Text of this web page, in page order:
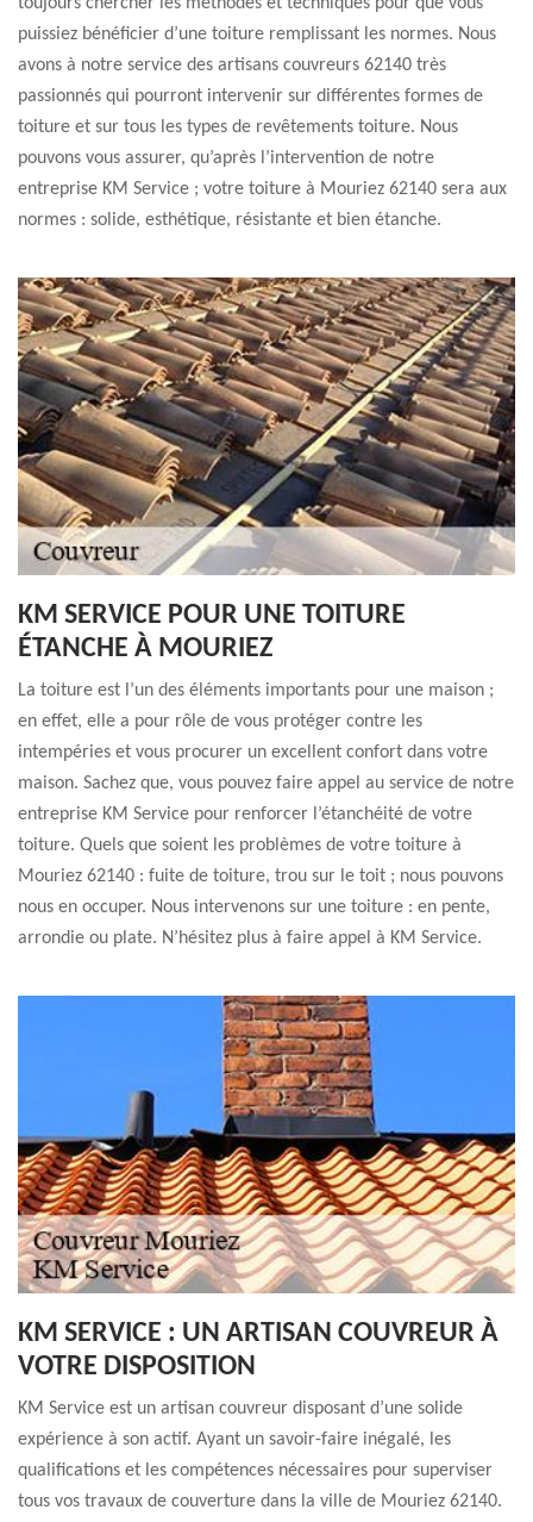
puissiez bénéficier d’une toiture remplissant les normes. Nous
avons à notre service des artisans couvreurs 62140 très
passionnés qui pourront intervenir sur différentes formes de
toiture et sur tous les types de revêtements toiture. Nous
pouvons vous assurer, qu’après l’intervention de notre
entreprise KM Service ; votre toiture à Mouriez 62140 sera aux
normes : solide, esthétique, résistante et bien étanche.
KM SERVICE POUR UNE TOITURE
ÉTANCHE À MOURIEZ
La toiture est l’un des éléments importants pour une maison ;
en effet, elle a pour rôle de vous protéger contre les
intempéries et vous procurer un excellent confort dans votre
maison. Sachez que, vous pouvez faire appel au service de notre
entreprise KM Service pour renforcer l’étanchéité de votre
toiture. Quels que soient les problèmes de votre toiture à
Mouriez 62140 : fuite de toiture, trou sur le toit ; nous pouvons
nous en occuper. Nous intervenons sur une toiture : en pente,
arrondie ou plate. N’hésitez plus à faire appel à KM Service.
KM SERVICE : UN ARTISAN COUVREUR À
VOTRE DISPOSITION
KM Service est un artisan couvreur disposant d’une solide
expérience à son actif. Ayant un savoir-faire inégalé, les
qualifications et les compétences nécessaires pour superviser
tous vos travaux de couverture dans la ville de Mouriez 62140.